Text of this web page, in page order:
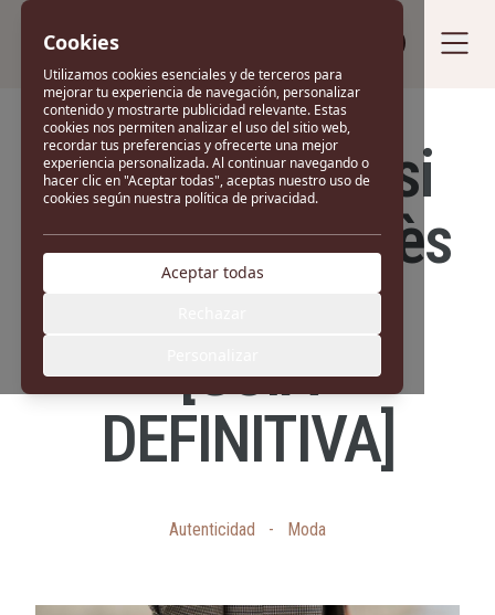
¿Cómo saber si
un bolso Hermès
es original?
[GUÍA
DEFINITIVA]
Autenticidad - Moda
Cookies
Utilizamos cookies esenciales y de terceros para
mejorar tu experiencia de navegación, personalizar
contenido y mostrarte publicidad relevante. Estas
cookies nos permiten analizar el uso del sitio web,
recordar tus preferencias y ofrecerte una mejor
experiencia personalizada. Al continuar navegando o
hacer clic en "Aceptar todas", aceptas nuestro uso de
cookies según nuestra política de privacidad.
Aceptar todas